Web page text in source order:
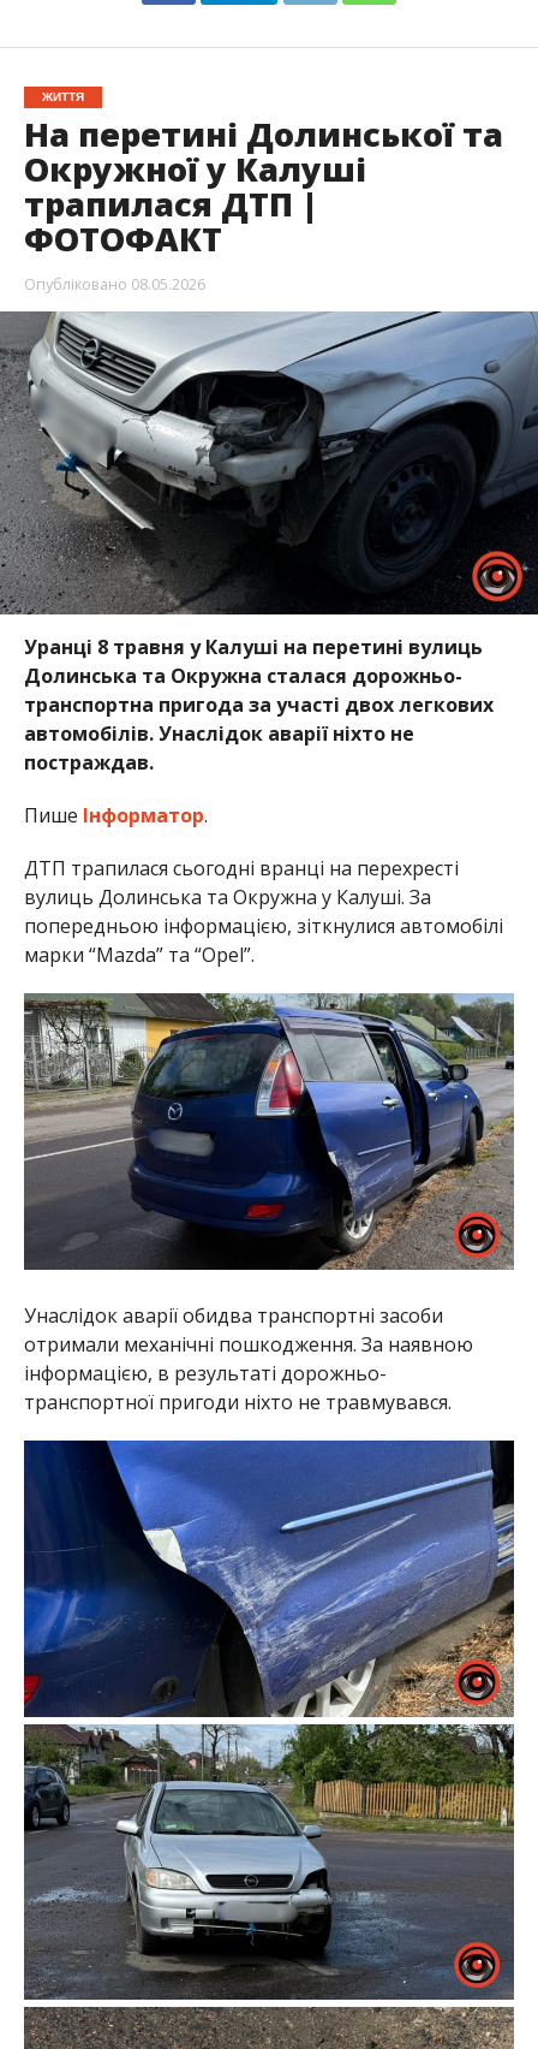
ЖИТТЯ
На перетині Долинської та
Окружної у Калуші
трапилася ДТП |
ФОТОФАКТ
Опубліковано 08.05.2026
Уранці 8 травня у Калуші на перетині вулиць
Долинська та Окружна сталася дорожньо-
транспортна пригода за участі двох легкових
автомобілів. Унаслідок аварії ніхто не
постраждав.
Пише Інформатор.
ДТП трапилася сьогодні вранці на перехресті
вулиць Долинська та Окружна у Калуші. За
попередньою інформацією, зіткнулися автомобілі
марки “Mazda” та “Opel”.
Унаслідок аварії обидва транспортні засоби
отримали механічні пошкодження. За наявною
інформацією, в результаті дорожньо-
транспортної пригоди ніхто не травмувався.